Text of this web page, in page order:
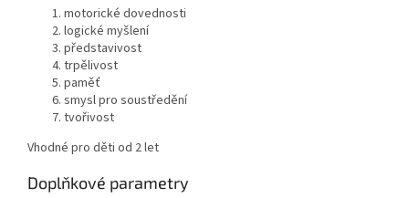
motorické dovednosti
logické myšlení
představivost
trpělivost
paměť
smysl pro soustředění
tvořivost
Vhodné pro děti od 2 let
Doplňkové parametry